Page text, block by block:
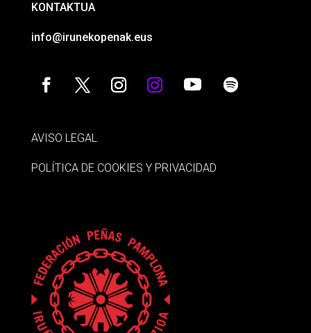
KONTAKTUA
info@irunekopenak.eus
AVISO LEGAL
POLÍTICA DE COOKIES Y PRIVACIDAD